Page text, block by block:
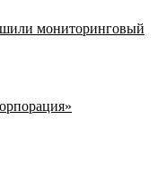
мониторинговый